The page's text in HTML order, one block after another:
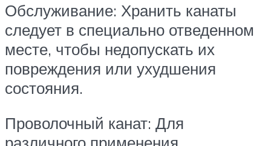
Обслуживание: Хранить канаты
следует в специально отведенном
месте, чтобы недопускать их
повреждения или ухудшения
состояния.
Проволочный канат: Для